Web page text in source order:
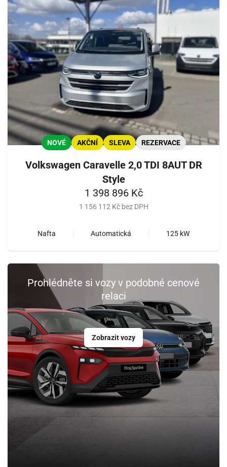
NOVÉ AKČNÍ SLEVA REZERVACE
Volkswagen Caravelle 2,0 TDI 8AUT DR
Style
1 398 896 Kč
1 156 112 Kč bez DPH
Nafta Automatická 125 kW
Prohlédněte si vozy v podobné cenové
relaci
Zobrazit vozy